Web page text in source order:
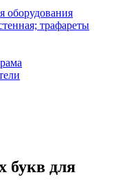
оборудования
трафареты
букв для